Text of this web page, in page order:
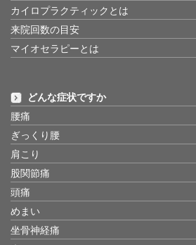
カイロプラクティックとは
来院回数の目安
マイオセラピーとは
どんな症状ですか
腰痛
ぎっくり腰
肩こり
股関節痛
頭痛
めまい
坐骨神経痛